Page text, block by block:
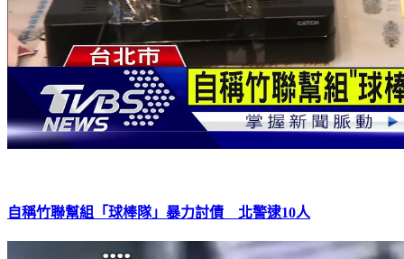
自稱竹聯幫組「球棒隊」暴力討債 北警逮10人